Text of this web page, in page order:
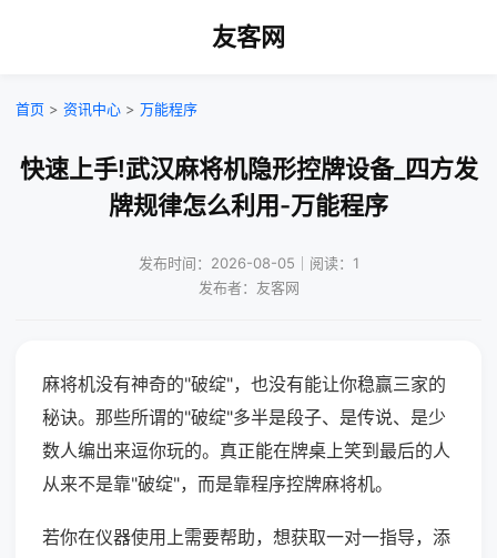
友客网
首页 > 资讯中心 > 万能程序
快速上手!武汉麻将机隐形控牌设备_四方发
牌规律怎么利用-万能程序
发布时间：2026-08-05｜阅读：1
发布者：友客网
麻将机没有神奇的"破绽"，也没有能让你稳赢三家的
秘诀。那些所谓的"破绽"多半是段子、是传说、是少
数人编出来逗你玩的。真正能在牌桌上笑到最后的人
从来不是靠"破绽"，而是靠程序控牌麻将机。
若你在仪器使用上需要帮助，想获取一对一指导，添